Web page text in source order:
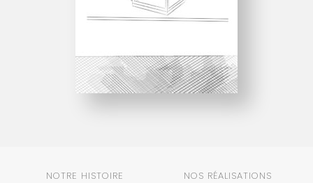
NOTRE HISTOIRE
NOS RÉALISATIONS